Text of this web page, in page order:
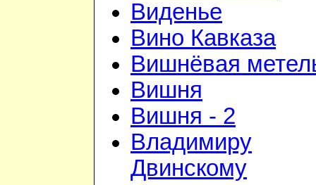
Виденье
Вино Кавказа
Вишнёвая
Вишня
Вишня - 2
Владимиру
Двинскому